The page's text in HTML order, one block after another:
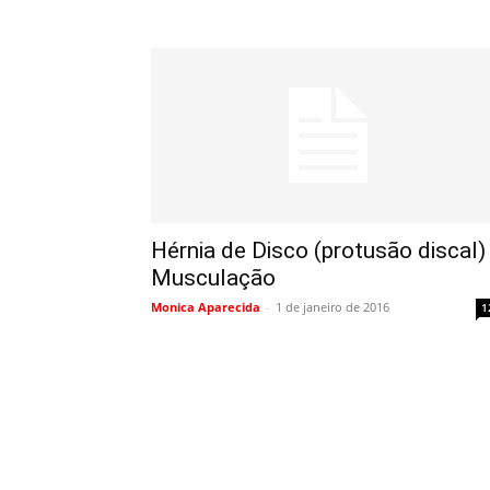
Hérnia de Disco (protusão discal)
Musculação
Monica Aparecida - 1 de janeiro de 2016